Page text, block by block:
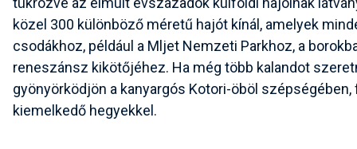
közel 300 különböző méretű hajót kínál, amelyek
csodákhoz, például a Mljet Nemzeti Parkhoz, a
reneszánsz kikötőjéhez. Ha még több kalandot
gyönyörködjön a kanyargós Kotori-öböl
kiemelkedő hegyekkel.